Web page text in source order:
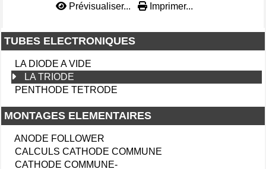
TUBES ELECTRONIQUES
LA DIODE A VIDE
LA TRIODE
PENTHODE TETRODE
MONTAGES ELEMENTAIRES
ANODE FOLLOWER
CALCULS CATHODE COMMUNE
CATHODE COMMUNE-
Prévisualiser... Imprimer...